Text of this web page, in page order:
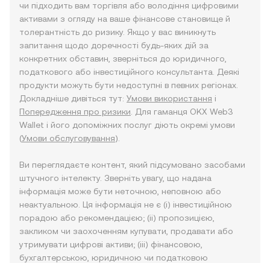
чи підходить вам торгівля або володіння цифровими
активами з огляду на ваше фінансове становище й
толерантність до ризику. Якщо у вас виникнуть
запитання щодо доречності будь-яких дій за
конкретних обставин, зверніться до юридичного,
податкового або інвестиційного консультанта. Деякі
продукти можуть бути недоступні в певних регіонах.
Докладніше дивіться тут: Умови використання і
Попередження про ризики . Для гаманця OKX Web3
Wallet і його допоміжних послуг діють окремі умови
(Умови обслуговування).
Ви переглядаєте контент, який підсумовано засобами
штучного інтелекту. Зверніть увагу, що надана
інформація може бути неточною, неповною або
неактуальною. Ця інформація не є (i) інвестиційною
порадою або рекомендацією; (ii) пропозицією,
закликом чи заохоченням купувати, продавати або
утримувати цифрові активи; (iii) фінансовою,
бухгалтерською, юридичною чи податковою